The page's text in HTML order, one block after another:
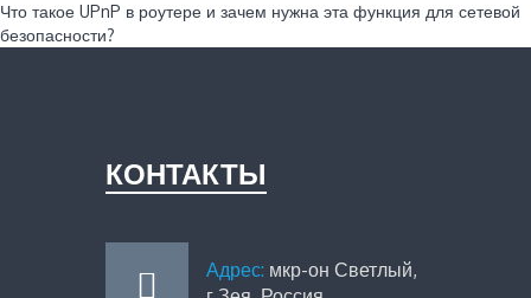
Что такое UPnP в роутере и зачем нужна эта функция для сетевой
безопасности?
КОНТАКТЫ
Адрес: мкр-он Светлый,